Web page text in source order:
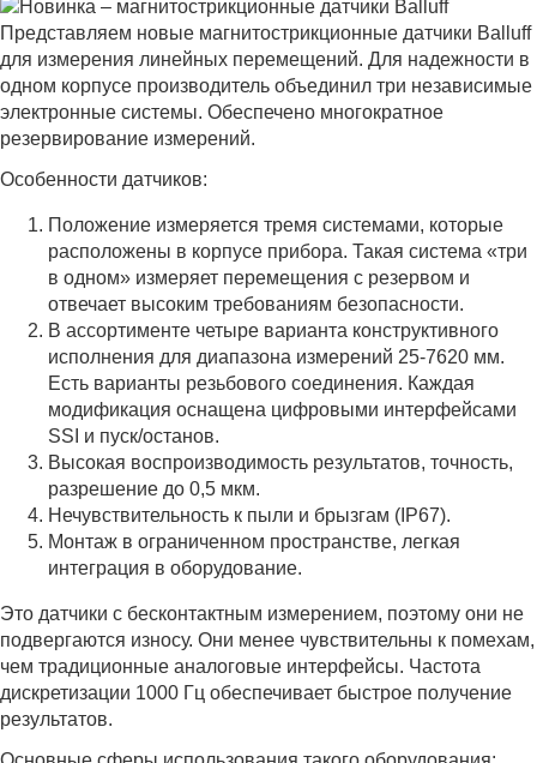
Представляем новые магнитострикционные датчики Balluff
для измерения линейных перемещений. Для надежности в
одном корпусе производитель объединил три независимые
электронные системы. Обеспечено многократное
резервирование измерений.
Особенности датчиков:
Положение измеряется тремя системами, которые
расположены в корпусе прибора. Такая система «три
в одном» измеряет перемещения с резервом и
отвечает высоким требованиям безопасности.
В ассортименте четыре варианта конструктивного
исполнения для диапазона измерений 25-7620 мм.
Есть варианты резьбового соединения. Каждая
модификация оснащена цифровыми интерфейсами
SSI и пуск/останов.
Высокая воспроизводимость результатов, точность,
разрешение до 0,5 мкм.
Нечувствительность к пыли и брызгам (IP67).
Монтаж в ограниченном пространстве, легкая
интеграция в оборудование.
Это датчики с бесконтактным измерением, поэтому они не
подвергаются износу. Они менее чувствительны к помехам,
чем традиционные аналоговые интерфейсы. Частота
дискретизации 1000 Гц обеспечивает быстрое получение
результатов.